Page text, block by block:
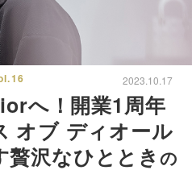
2023.10.17
へ！開業1周年
オブ ディオール
沢なひととき の